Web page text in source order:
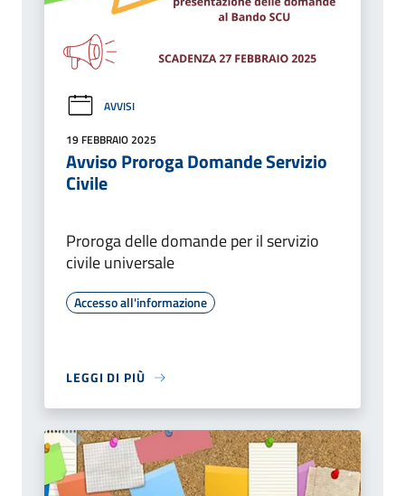
AVVISI
19 FEBBRAIO 2025
Avviso Proroga Domande Servizio
Civile
Proroga delle domande per il servizio
civile universale
Accesso all'informazione
LEGGI DI PIÙ